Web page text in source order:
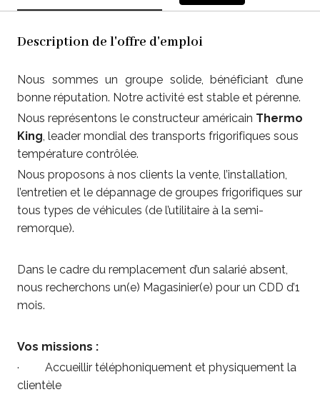
Description de l'offre d'emploi
Nous sommes un groupe solide, bénéficiant d’une
bonne réputation. Notre activité est stable et pérenne.
Nous représentons le constructeur américain Thermo
King , leader mondial des transports frigorifiques sous
température contrôlée.
Nous proposons à nos clients la vente, l’installation,
l’entretien et le dépannage de groupes frigorifiques sur
tous types de véhicules (de l’utilitaire à la semi-
remorque).
Dans le cadre du remplacement d’un salarié absent,
nous recherchons un(e) Magasinier(e) pour un CDD d’1
mois.
Vos missions :
· Accueillir téléphoniquement et physiquement la
clientèle